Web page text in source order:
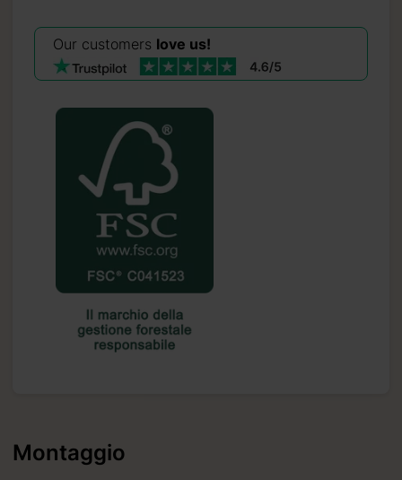
Our customers love us!
Montaggio